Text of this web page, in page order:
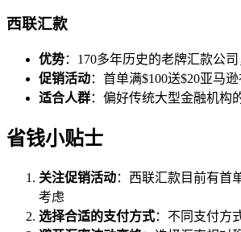
西联汇款
优势：170多年历史的老牌汇款公
促销活动：首单满$100送$20亚马
适合人群：偏好传统大型金融机构
省钱小贴士
关注促销活动：西联汇款目前有首
考虑
选择合适的支付方式：不同支付方